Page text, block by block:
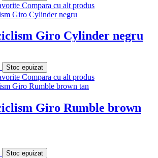
Compara cu alt produs
Giro Cylinder negru
Stoc epuizat
Compara cu alt produs
Giro Rumble brown
Stoc epuizat